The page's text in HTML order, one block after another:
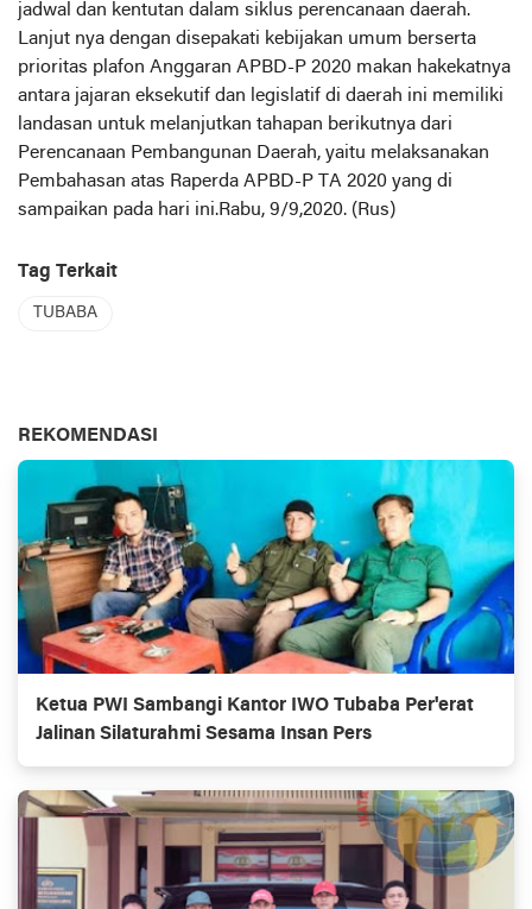
jadwal dan kentutan dalam siklus perencanaan daerah.
Lanjut nya dengan disepakati kebijakan umum berserta
prioritas plafon Anggaran APBD-P 2020 makan hakekatnya
antara jajaran eksekutif dan legislatif di daerah ini memiliki
landasan untuk melanjutkan tahapan berikutnya dari
Perencanaan Pembangunan Daerah, yaitu melaksanakan
Pembahasan atas Raperda APBD-P TA 2020 yang di
sampaikan pada hari ini.Rabu, 9/9,2020. (Rus)
Tag Terkait
TUBABA
REKOMENDASI
Ketua PWI Sambangi Kantor IWO Tubaba Per'erat
Jalinan Silaturahmi Sesama Insan Pers